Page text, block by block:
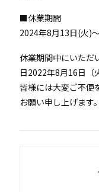
■休業期間
2024年8月13日(火)
休業期間中にいただ
日2022年8月16日（
皆様には大変ご不便
お願い申し上げます。